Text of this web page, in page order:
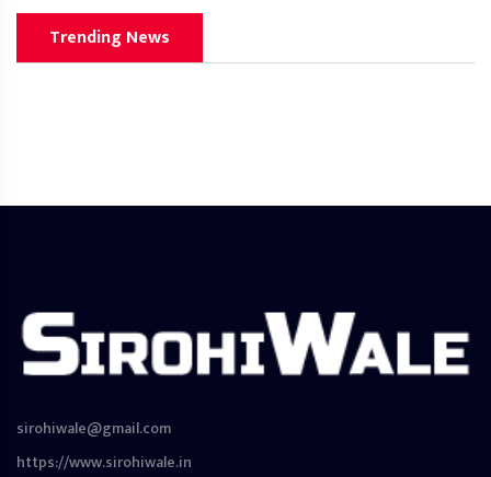
Trending News
sirohiwale@gmail.com
https://www.sirohiwale.in